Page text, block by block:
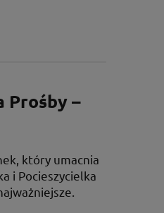
Prośby –
który umacnia
i Pocieszycielka